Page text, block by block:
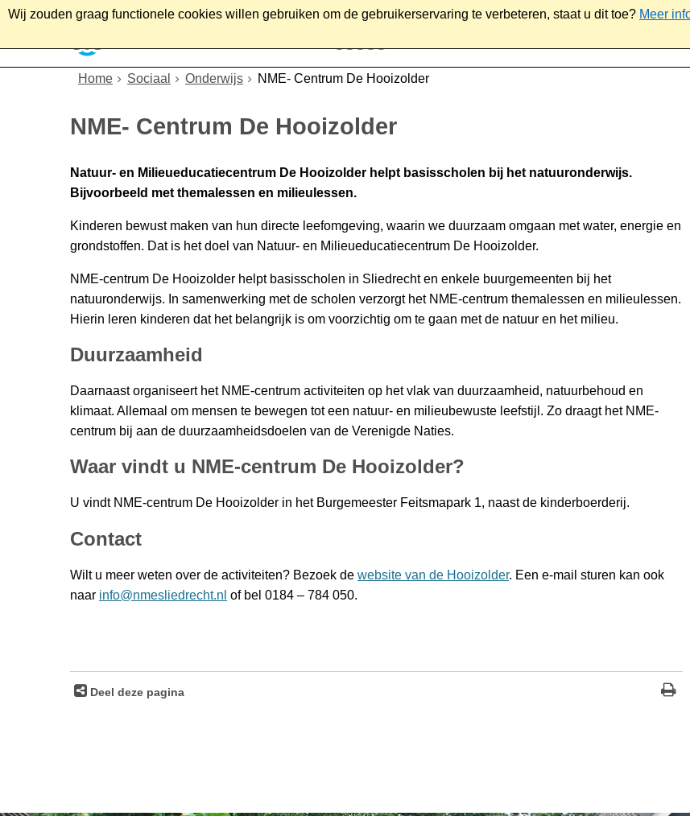
Wij zouden graag functionele cookies willen gebruiken om de gebruikerservaring te verbeteren, staat u dit toe? Meer
Home Sociaal Onderwijs NME- Centrum De Hooizolder
NME- Centrum De Hooizolder
Natuur- en Milieueducatiecentrum De Hooizolder helpt basisscholen bij het natuuronderwijs.
Bijvoorbeeld met themalessen en milieulessen.
Kinderen bewust maken van hun directe leefomgeving, waarin we duurzaam omgaan met water, energie en
grondstoffen. Dat is het doel van Natuur- en Milieueducatiecentrum De Hooizolder.
NME-centrum De Hooizolder helpt basisscholen in Sliedrecht en enkele buurgemeenten bij het
natuuronderwijs. In samenwerking met de scholen verzorgt het NME-centrum themalessen en milieulessen.
Hierin leren kinderen dat het belangrijk is om voorzichtig om te gaan met de natuur en het milieu.
Duurzaamheid
Daarnaast organiseert het NME-centrum activiteiten op het vlak van duurzaamheid, natuurbehoud en
klimaat. Allemaal om mensen te bewegen tot een natuur- en milieubewuste leefstijl. Zo draagt het NME-
centrum bij aan de duurzaamheidsdoelen van de Verenigde Naties.
Waar vindt u NME-centrum De Hooizolder?
U vindt NME-centrum De Hooizolder in het Burgemeester Feitsmapark 1, naast de kinderboerderij.
Contact
Wilt u meer weten over de activiteiten? Bezoek de website van de Hooizolder. Een e-mail sturen kan ook
naar info@nmesliedrecht.nl of bel 0184 – 784 050.
Deel deze pagina